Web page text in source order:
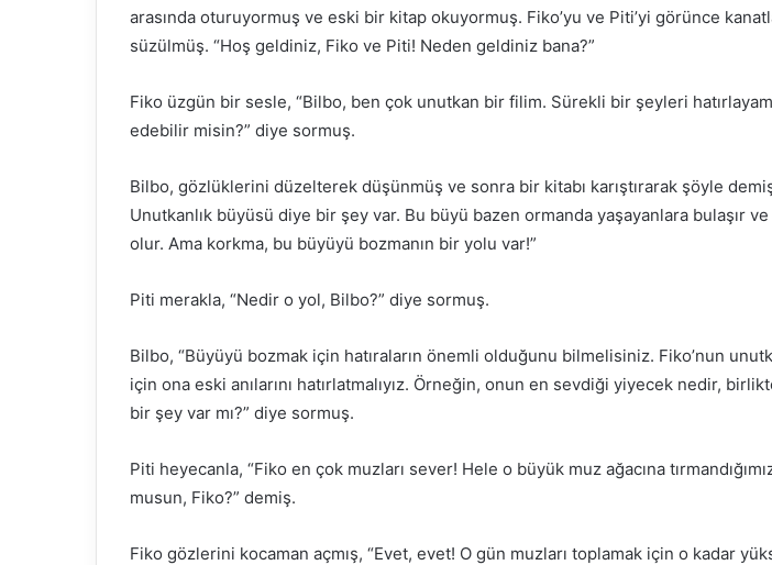
arasında oturuyormuş ve eski bir kitap okuyormuş. Fiko’yu ve Piti’yi görünce
süzülmüş. “Hoş geldiniz, Fiko ve Piti! Neden geldiniz bana?”
Fiko üzgün bir sesle, “Bilbo, ben çok unutkan bir filim. Sürekli bir şeyleri
edebilir misin?” diye sormuş.
Bilbo, gözlüklerini düzelterek düşünmüş ve sonra bir kitabı karıştırarak şöyle
Unutkanlık büyüsü diye bir şey var. Bu büyü bazen ormanda yaşayanlara bulaşır
olur. Ama korkma, bu büyüyü bozmanın bir yolu var!”
Piti merakla, “Nedir o yol, Bilbo?” diye sormuş.
Bilbo, “Büyüyü bozmak için hatıraların önemli olduğunu bilmelisiniz. Fiko’nun
için ona eski anılarını hatırlatmalıyız. Örneğin, onun en sevdiği yiyecek nedir,
bir şey var mı?” diye sormuş.
Piti heyecanla, “Fiko en çok muzları sever! Hele o büyük muz ağacına
musun, Fiko?” demiş.
Fiko gözlerini kocaman açmış, “Evet, evet! O gün muzları toplamak için o kadar